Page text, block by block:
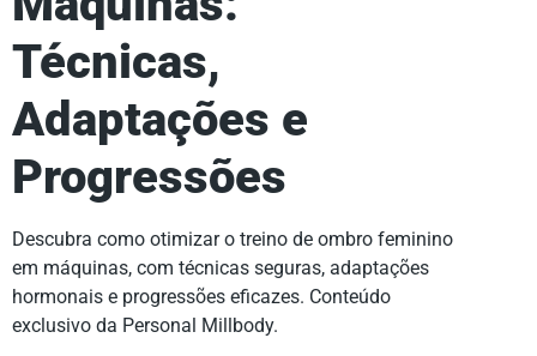
Técnicas,
Adaptações e
Progressões
Descubra como otimizar o treino de ombro feminino
em máquinas, com técnicas seguras, adaptações
hormonais e progressões eficazes. Conteúdo
exclusivo da Personal Millbody.